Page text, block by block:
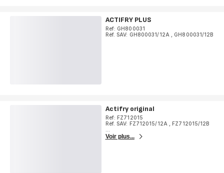
ACTIFRY PLUS
Ref: GH800031
Réf. SAV: GH800031/12A
GH800031/12B
Actifry original
Ref: FZ712015
Réf. SAV: FZ712015/12A
,FZ712015/12B
Voir plus...